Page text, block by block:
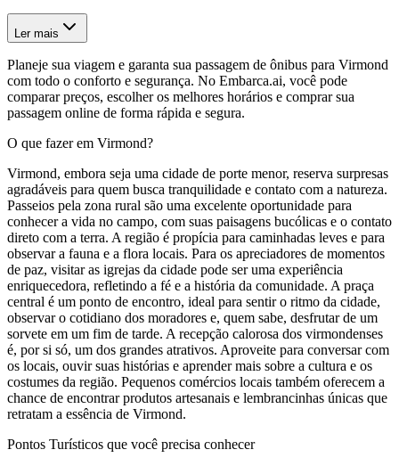
Ler mais
Planeje sua viagem e garanta sua passagem de ônibus para Virmond
com todo o conforto e segurança. No Embarca.ai, você pode
comparar preços, escolher os melhores horários e comprar sua
passagem online de forma rápida e segura.
O que fazer em Virmond?
Virmond, embora seja uma cidade de porte menor, reserva surpresas
agradáveis para quem busca tranquilidade e contato com a natureza.
Passeios pela zona rural são uma excelente oportunidade para
conhecer a vida no campo, com suas paisagens bucólicas e o contato
direto com a terra. A região é propícia para caminhadas leves e para
observar a fauna e a flora locais. Para os apreciadores de momentos
de paz, visitar as igrejas da cidade pode ser uma experiência
enriquecedora, refletindo a fé e a história da comunidade. A praça
central é um ponto de encontro, ideal para sentir o ritmo da cidade,
observar o cotidiano dos moradores e, quem sabe, desfrutar de um
sorvete em um fim de tarde. A recepção calorosa dos virmondenses
é, por si só, um dos grandes atrativos. Aproveite para conversar com
os locais, ouvir suas histórias e aprender mais sobre a cultura e os
costumes da região. Pequenos comércios locais também oferecem a
chance de encontrar produtos artesanais e lembrancinhas únicas que
retratam a essência de Virmond.
Pontos Turísticos que você precisa conhecer